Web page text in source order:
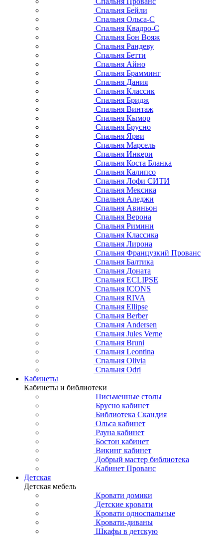
Спальня Бейли
Спальня Ольса-С
Спальня Квадро-С
Спальня Бон Вояж
Спальня Рандеву
Спальня Бетти
Спальня Айно
Спальня Брамминг
Спальня Дания
Спальня Классик
Спальня Бридж
Спальня Винтаж
Спальня Кымор
Спальня Брусно
Спальня Ярви
Спальня Марсель
Спальня Инкери
Спальня Коста Бланка
Спальня Калипсо
Спальня Лофи СИТИ
Спальня Мексика
Спальня Аледжи
Спальня Авиньон
Спальня Верона
Спальня Римини
Спальня Классика
Спальня Лирона
Спальня Французкий Прованс
Спальня Балтика
Спальня Доната
Спальня ECLIPSE
Спальня ICONS
Спальня RIVA
Спальня Ellipse
Спальня Berber
Спальня Andersen
Спальня Jules Verne
Спальня Bruni
Спальня Leontina
Спальня Olivia
Спальня Odri
Кабинеты
Кабинеты и библиотеки
Письменные столы
Брусно кабинет
Библиотека Скандия
Ольса кабинет
Рауна кабинет
Бостон кабинет
Викинг кабинет
Добрый мастер библиотека
Кабинет Прованс
Детская
Детская мебель
Кровати домики
Детские кровати
Кровати односпальные
Кровати-диваны
Шкафы в детскую